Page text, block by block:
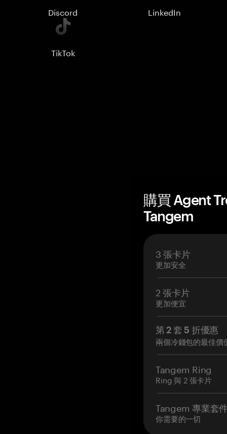
Discord LinkedIn
TikTok
購買 Agent
Tangem
3 張卡片
更加安全
2 張卡片
更加便宜
第 2 套 5 折優惠
兩個冷錢包的最佳價
Tangem Ring
Ring 與 2 張卡片
Tangem 專業套
你需要的一切